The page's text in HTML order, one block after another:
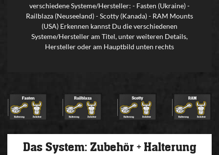
verschiedene Systeme/Hersteller: - Fasten (Ukraine) -
Railblaza (Neuseeland) - Scotty (Kanada) - RAM Mounts
(USA) Erkennen kannst Du die verschiedenen
Systeme/Hersteller am Titel, unter weiteren Details,
Hersteller oder am Hauptbild unten rechts
Das System: Zubehör + Halterung